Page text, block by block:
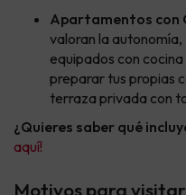
Apartamentos con
valoran la
equipados con
preparar tus propias
terraza privada con
¿Quieres saber qué
aquí!
Motivos para